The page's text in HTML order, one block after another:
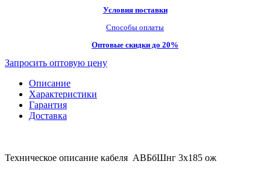
Условия поставки
Способы оплаты
Оптовые скидки до 20%
Запросить оптовую цену
Описание
Характеристики
Гарантия
Доставка
Техническое описание кабеля АВБбШнг 3х185 ож